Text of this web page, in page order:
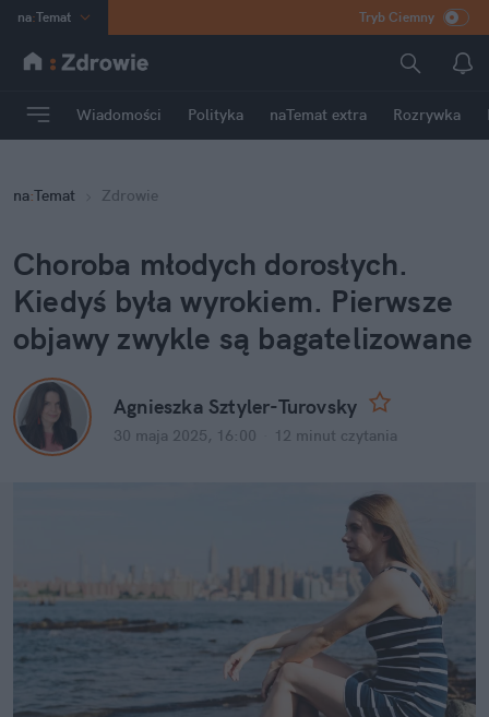
na:Temat
INN Poland
mama
Rozrywka
Tryb Ciemny
Wiadomości Polityka naTemat extra Rozrywka
na:Temat Zdrowie
Choroba młodych dorosłych.
Kiedyś była wyrokiem. Pierwsze
objawy zwykle są bagatelizowane
Agnieszka Sztyler-Turovsky
30 maja 2025, 16:00 12 minut czytania